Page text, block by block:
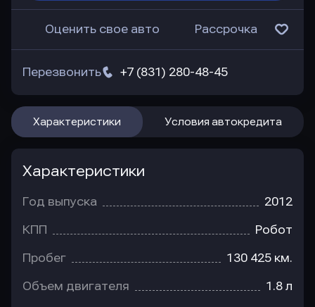
Оценить свое авто Рассрочка
+7 (831) 280-48-45
Перезвонить
Характеристики Условия автокредита
Характеристики
Год выпуска 2012
КПП Робот
Пробег 130 425 км.
Объем двигателя 1.8 л